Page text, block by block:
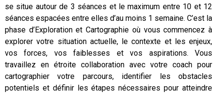
se situe autour de 3 séances et le maximum entre 10 et 12
séances espacées entre elles d’au moins 1 semaine. C’est la
phase d’Exploration et Cartographie où vous commencez à
explorer votre situation actuelle, le contexte et les enjeux,
vos forces, vos faiblesses et vos aspirations. Vous
travaillez en étroite collaboration avec votre coach pour
cartographier votre parcours, identifier les obstacles
potentiels et définir les étapes nécessaires pour atteindre